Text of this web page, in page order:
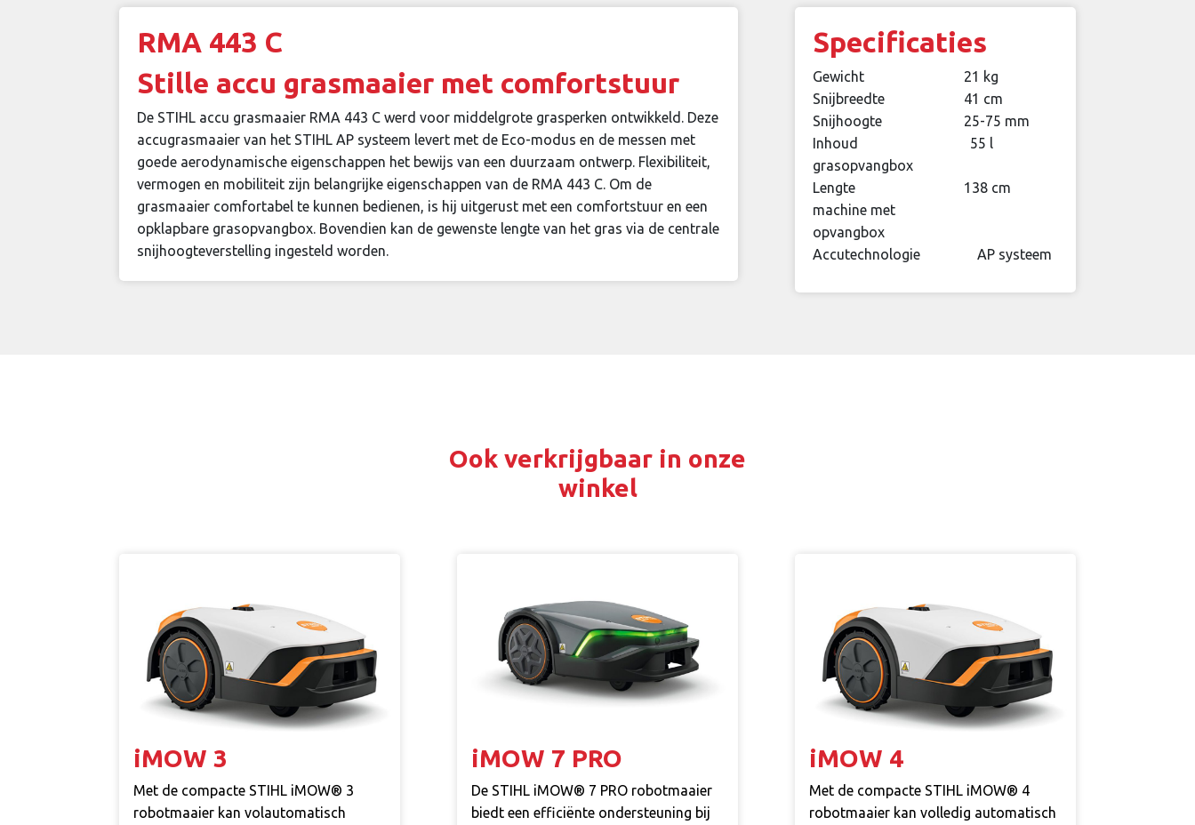
RMA 443 C
Stille accu grasmaaier met comfortstuur
De STIHL accu grasmaaier RMA 443 C werd voor middelgrote grasperken ontwikkeld. Deze
accugrasmaaier van het STIHL AP systeem levert met de Eco-modus en de messen met
goede aerodynamische eigenschappen het bewijs van een duurzaam ontwerp. Flexibiliteit,
vermogen en mobiliteit zijn belangrijke eigenschappen van de RMA 443 C. Om de
grasmaaier comfortabel te kunnen bedienen, is hij uitgerust met een comfortstuur en een
opklapbare grasopvangbox. Bovendien kan de gewenste lengte van het gras via de centrale
snijhoogteverstelling ingesteld worden.
Specificaties
Gewicht
21 kg
Snijbreedte
41 cm
Snijhoogte
25-75 mm
Inhoud
grasopvangbox
55 l
Lengte
machine met
opvangbox
138 cm
Accutechnologie AP systeem
Ook verkrijgbaar in onze
winkel
iMOW 3
Met de compacte STIHL iMOW® 3
robotmaaier kan volautomatisch
iMOW 7 PRO
De STIHL iMOW® 7 PRO robotmaaier
biedt een efficiënte ondersteuning bij
iMOW 4
Met de compacte STIHL iMOW® 4
robotmaaier kan volledig automatisch